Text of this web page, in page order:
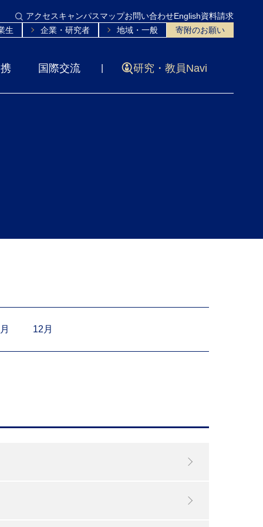
アクセスキャンパスマップお問い合わせEnglish資料請求
生
企業・研究者 地域・一般 寄附のお願い
国際交流 研究・教員Navi
12月